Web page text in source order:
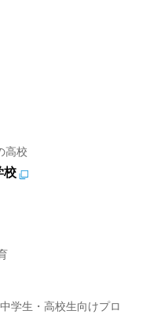
高校
校
学生・高校生向けプロ